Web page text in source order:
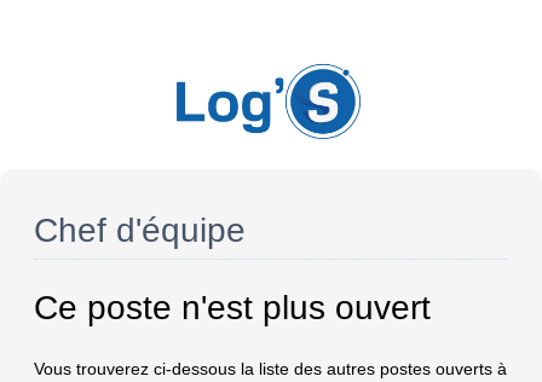
Chef d'équipe
Ce poste n'est plus ouvert
Vous trouverez ci-dessous la liste des autres postes ouverts à